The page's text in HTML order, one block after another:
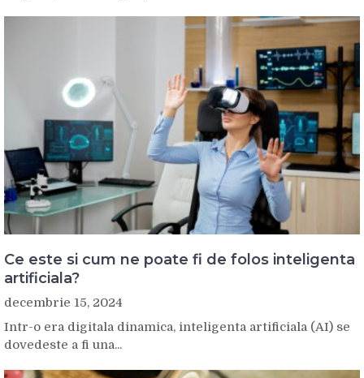
Ce este si cum ne poate fi de folos inteligenta
artificiala?
decembrie 15, 2024
Intr-o era digitala dinamica, inteligenta artificiala (AI) se
dovedeste a fi una...